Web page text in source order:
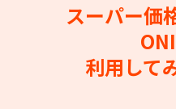
スーパー価
利用して